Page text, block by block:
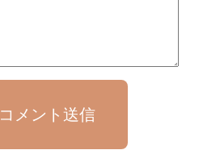
コメント送信